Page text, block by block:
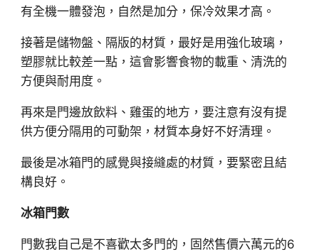
有全機一體發泡，自然是加分，保冷效果才高。
接著是儲物盤、隔版的材質，最好是用強化玻璃，
塑膠就比較差一點，這會影響食物的載重、清洗的
方便與耐用度。
再來是門邊放飲料、雞蛋的地方，要注意有沒有提
供方便分隔用的可動架，材質本身好不好清理。
最後是冰箱門的感覺與接縫處的材質，要緊密且結
構良好。
冰箱門數
門數我自己是不喜歡太多門的，固然售價六萬元的6